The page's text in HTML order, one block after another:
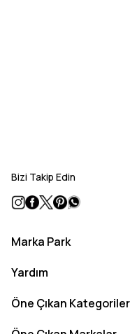
Bizi Takip Edin
Marka Park
Yardım
Öne Çıkan Kategoriler